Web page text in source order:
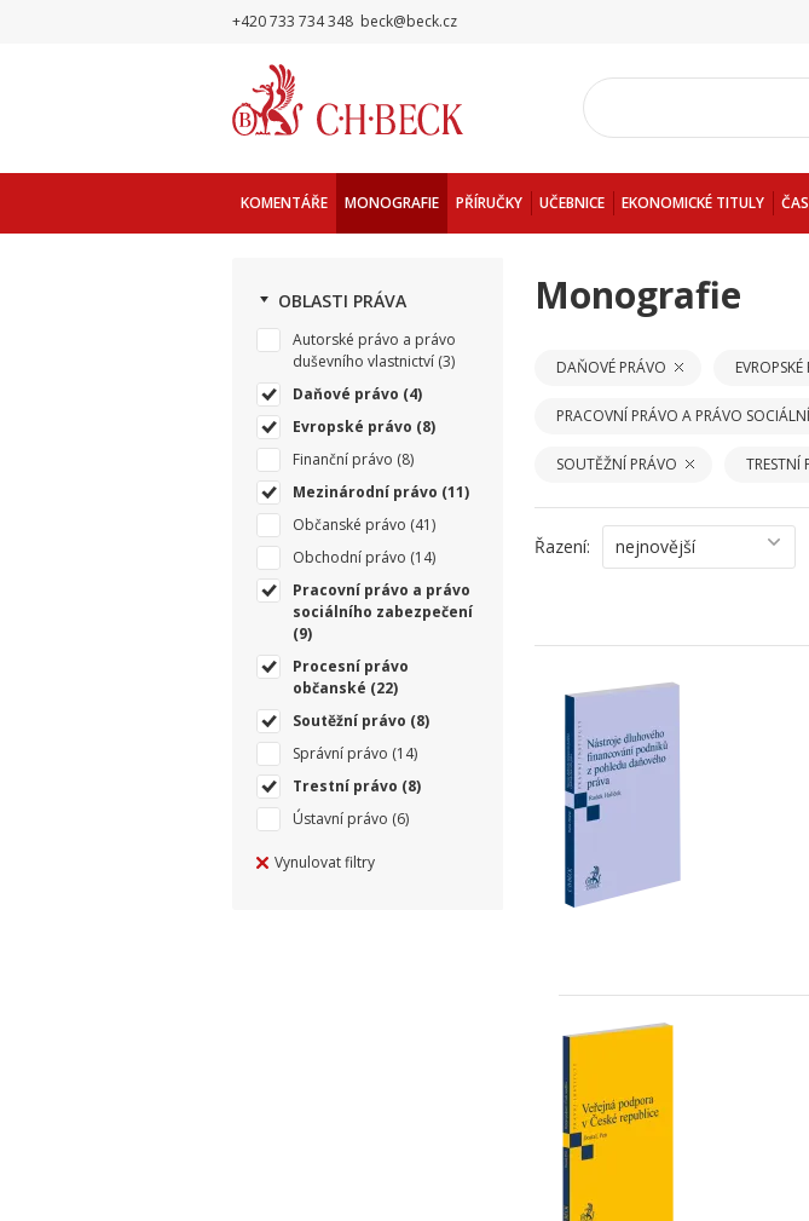
+420 733 734 348 beck@beck.cz
KOMENTÁŘE MONOGRAFIE PŘÍRUČKY UČEBNICE EKONOMICKÉ TITULY
OBLASTI PRÁVA
Autorské právo a právo
duševního vlastnictví (3)
Daňové právo (4)
Evropské právo (8)
Finanční právo (8)
Mezinárodní právo (11)
Občanské právo (41)
Obchodní právo (14)
Pracovní právo a právo
sociálního zabezpečení
(9)
Procesní právo
občanské (22)
Soutěžní právo (8)
Správní právo (14)
Trestní právo (8)
Ústavní právo (6)
Vynulovat filtry
Monografie
DAŇOVÉ PRÁVO
PRACOVNÍ PRÁVO A PRÁVO
SOUTĚŽNÍ PRÁVO TRESTNÍ
Řazení: nejnovější